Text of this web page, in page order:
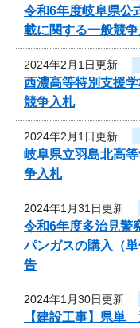
令和6年度岐阜県公
載に関する一般競
2024年2月1日更新
西濃高等特別支援
競争入札
2024年2月1日更新
岐阜県立羽島北高
争入札
2024年1月31日更新
令和6年度多治見警
パンガスの購入（
告
2024年1月30日更新
【建設工事】県単